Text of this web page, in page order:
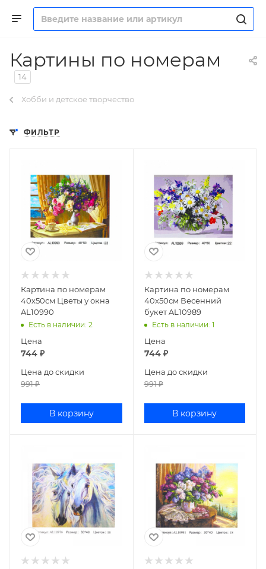
Картины по номерам
14
Хобби и детское творчество
ФИЛЬТР
Картина по номерам
40х50см Цветы у окна
AL10990
Есть в наличии: 2
Цена
744 ₽
Цена до скидки
991₽
В корзину
Картина по номерам
40х50см Весенний
букет AL10989
Есть в наличии: 1
Цена
744₽
Цена до скидки
991₽
В корзину